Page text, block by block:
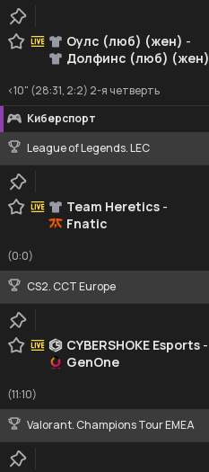
Оулс (люб) (жен) -
Долфинс (люб) (жен)
<10" (28:31, 2:2) 2-я четверть
Киберспорт
League of Legends. LEC
Team Heretics -
Fnatic
(0:0)
CS2. CCT Europe
CYBERSHOKE Esports -
GenOne
(11:10)
Valorant. Champions Tour EMEA